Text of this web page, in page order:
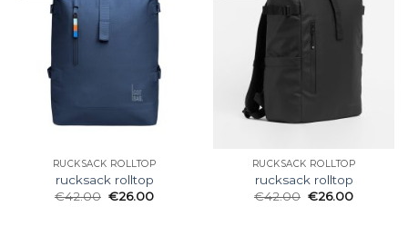
RUCKSACK ROLLTOP
rucksack rolltop
€42.00 €26.00
RUCKSACK ROLLTOP
rucksack rolltop
€42.00 €26.00